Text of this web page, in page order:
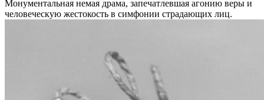
Монументальная немая драма, запечатлевшая агонию веры и
человеческую жестокость в симфонии страдающих лиц.